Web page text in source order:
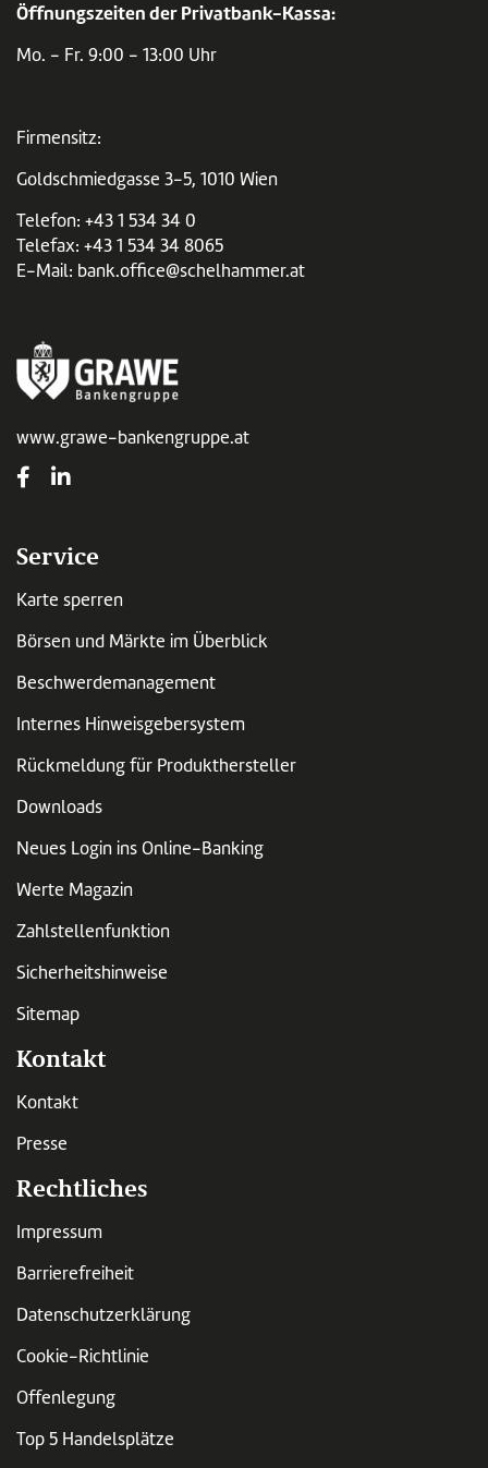
Öffnungszeiten der Privatbank-Kassa:
Mo. - Fr. 9:00 - 13:00 Uhr
Firmensitz:
Goldschmiedgasse 3-5, 1010 Wien
Telefon: +43 1 534 34 0
Telefax: +43 1 534 34 8065
E-Mail: bank.office@schelhammer.at
www.grawe-bankengruppe.at
Service
Karte sperren
Börsen und Märkte im Überblick
Beschwerdemanagement
Internes Hinweisgebersystem
Rückmeldung für Produkthersteller
Downloads
Neues Login ins Online-Banking
Werte Magazin
Zahlstellenfunktion
Sicherheitshinweise
Sitemap
Kontakt
Kontakt
Presse
Rechtliches
Impressum
Barrierefreiheit
Datenschutzerklärung
Cookie-Richtlinie
Offenlegung
Top 5 Handelsplätze